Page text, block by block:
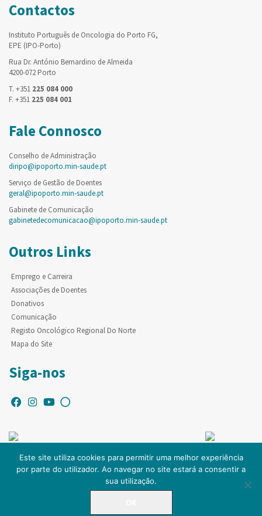
Contactos
Instituto Português de Oncologia do Porto FG,
EPE (IPO-Porto)
Rua Dr. António Bernardino de Almeida
4200-072 Porto
T. +351 225 084 000
F. +351 225 084 001
Fale Connosco
Conselho de Administração
diripo@ipoporto.min-saude.pt
Serviço de Gestão de Doentes
geral@ipoporto.min-saude.pt
Gabinete de Comunicação
gabinetedecomunicacao@ipoporto.min-saude.pt
Outros Links
Emprego e Carreira
Associações de Doentes
Donativos
Comunicação
Registo Oncológico Regional Do Norte
Mapa do Site
Siga-nos
© Copyright IPO-PORTO. Todos os direitos reservados.
Este site utiliza cookies para permitir uma melhor experiência
por parte do utilizador. Ao navegar no site estará a consentir a
sua utilização.